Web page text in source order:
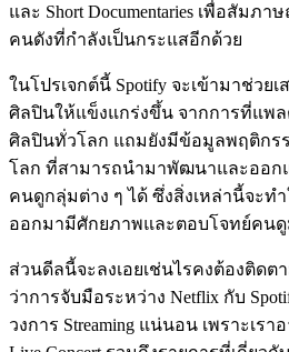
และ Short Documentaries เพื่อสัมภ
คนดังที่กำลังเป็นกระแสอีกด้วย
ในโปรเจกต์นี้ Spotify จะเข้ามาช่วย
ศิลปินให้แข็งแกร่งขึ้น จากการที่แพ
ศิลปินทั่วโลก แถมยังมีข้อมูลพฤติกร
โลก ที่สามารถนำมาพัฒนาและออก
คนดูกลุ่มต่าง ๆ ได้ ซึ่งสิ่งเหล่านี้จะทำ
ออกมามีศักยภาพและตอบโจทย์คน
ส่วนดีลนี้จะลงเอยเช่นไรคงต้องติดต
ว่าการจับมือระหว่าง Netflix กับ
วงการ Streaming แน่นอน เพราะเรา